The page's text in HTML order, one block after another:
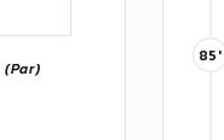
(Par)
85'